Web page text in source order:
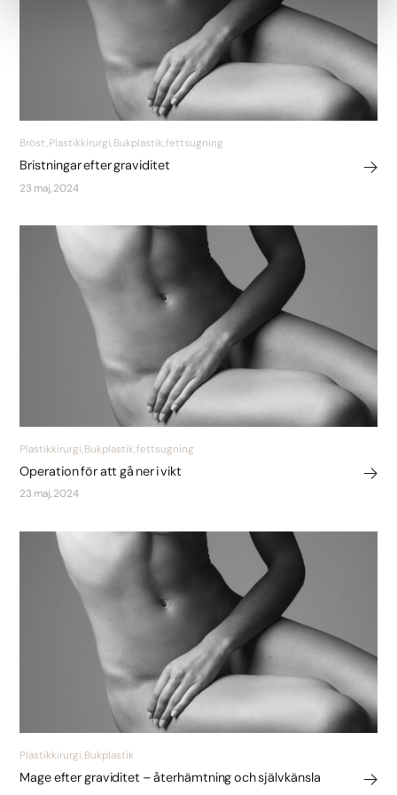
Bröst, Plastikkirurgi, Bukplastik, fettsugning
Bristningar efter graviditet
23 maj, 2024
Plastikkirurgi, Bukplastik, fettsugning
Operation för att gå ner i vikt
23 maj, 2024
Plastikkirurgi, Bukplastik
Mage efter graviditet – återhämtning och självkänsla